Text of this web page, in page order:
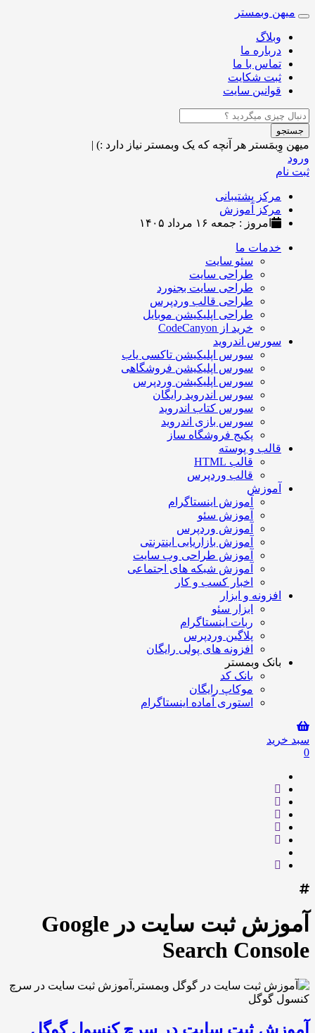
Toggle
navigation
میهن وبمستر
وبلاگ
درباره ما
تماس با ما
ثبت شکایت
قوانین سایت
جستجو
میهن وِبمَستر هر آنچه که یک وبمستر نیاز دارد :) |
ورود
ثبت نام
مرکز پشتیبانی
مرکز آموزش
امروز : جمعه ۱۶ مرداد ۱۴۰۵
خدمات ما
سئو سایت
طراحی سایت
طراحی سایت بجنورد
طراحی قالب وردپرس
طراحی اپلیکیشن موبایل
خرید از CodeCanyon
سورس اندروید
سورس اپلیکیشن تاکسی یاب
سورس اپلیکیشن فروشگاهی
سورس اپلیکیشن وردپرس
سورس اندروید رایگان
سورس کتاب اندروید
سورس بازی اندروید
پکیج فروشگاه ساز
قالب و پوسته
قالب HTML
قالب وردپرس
آموزش
آموزش اینستاگرام
آموزش سئو
آموزش وردپرس
آموزش بازاریابی اینترنتی
آموزش طراحی وب سایت
آموزش شبکه های اجتماعی
اخبار کسب و کار
افزونه و ابزار
ابزار سئو
ربات اینستاگرام
پلاگین وردپرس
افزونه های پولی رایگان
بانک وبمستر
بانک کد
موکاپ رایگان
استوری آماده اینستاگرام
سبد خرید
0
آموزش ثبت سایت در Google
Search Console
آموزش ثبت سایت در سرچ کنسول گوگل